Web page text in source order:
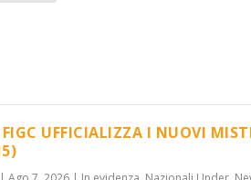
UFFICIALIZZA I NUOVI